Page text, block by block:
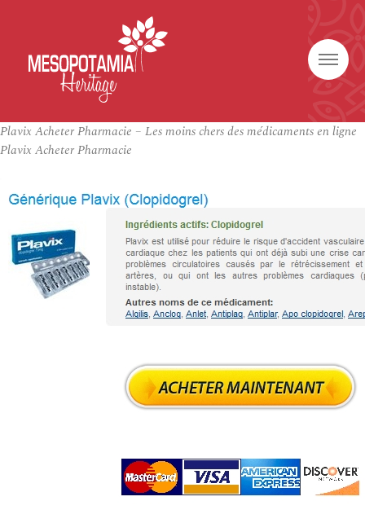
Plavix Acheter Pharmacie – Les moins chers des médicaments en ligne
Plavix Acheter Pharmacie